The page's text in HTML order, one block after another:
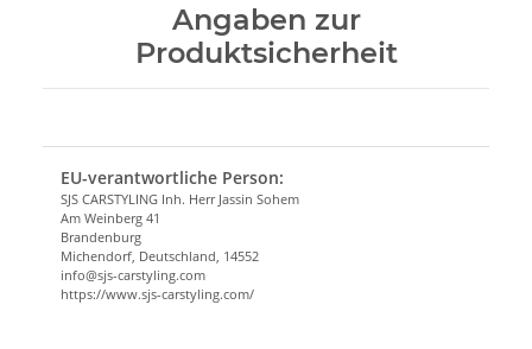
Angaben zur
Produktsicherheit
EU-verantwortliche Person:
SJS CARSTYLING Inh. Herr Jassin Sohem
Am Weinberg 41
Brandenburg
Michendorf, Deutschland, 14552
info@sjs-carstyling.com
https://www.sjs-carstyling.com/